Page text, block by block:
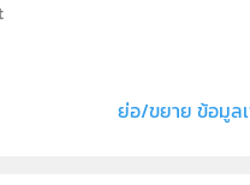
กิตติ เทพรังษีถาวร,นาย เอกสิทธิ์ วิ
ย่อ/ขยาย ข้อมูล